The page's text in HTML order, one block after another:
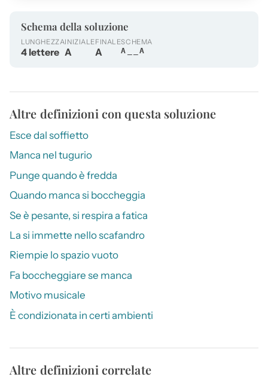
Schema della soluzione
LUNGHEZZA
4 lettere
INIZIALE
A
FINALE
A
SCHEMA
A__A
Altre definizioni con questa soluzione
Esce dal soffietto
Manca nel tugurio
Punge quando è fredda
Quando manca si boccheggia
Se è pesante, si respira a fatica
La si immette nello scafandro
Riempie lo spazio vuoto
Fa boccheggiare se manca
Motivo musicale
È condizionata in certi ambienti
Altre definizioni correlate